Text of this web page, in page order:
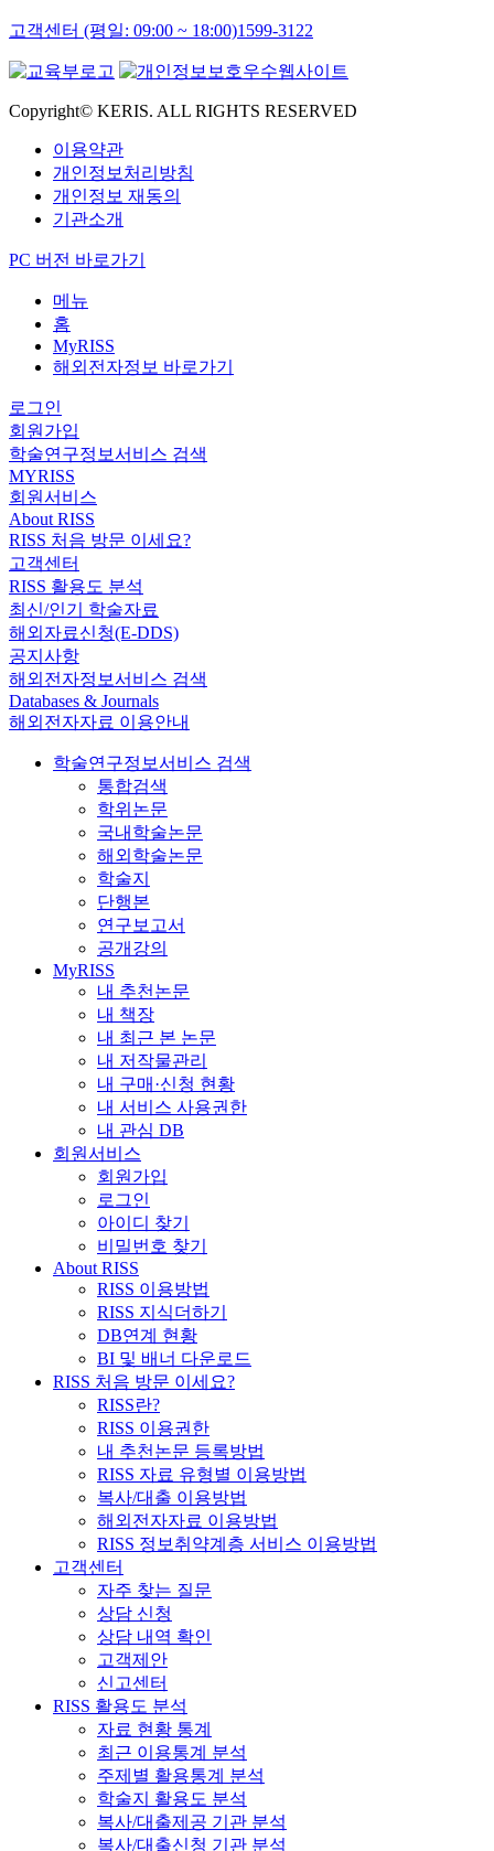
고객센터 (평일: 09:00 ~ 18:00)1599-3122
Copyright© KERIS. ALL RIGHTS RESERVED
이용약관
개인정보처리방침
개인정보 재동의
기관소개
PC 버전 바로가기
메뉴
홈
MyRISS
해외전자정보 바로가기
로그인
회원가입
학술연구정보서비스 검색
MYRISS
회원서비스
About RISS
RISS 처음 방문 이세요?
고객센터
RISS 활용도 분석
최신/인기 학술자료
해외자료신청(E-DDS)
공지사항
해외전자정보서비스 검색
Databases & Journals
해외전자자료 이용안내
학술연구정보서비스 검색
통합검색
학위논문
국내학술논문
해외학술논문
학술지
단행본
연구보고서
공개강의
MyRISS
내 추천논문
내 책장
내 최근 본 논문
내 저작물관리
내 구매·신청 현황
내 서비스 사용권한
내 관심 DB
회원서비스
회원가입
로그인
아이디 찾기
비밀번호 찾기
About RISS
RISS 이용방법
RISS 지식더하기
DB연계 현황
BI 및 배너 다운로드
RISS 처음 방문 이세요?
RISS란?
RISS 이용권한
내 추천논문 등록방법
RISS 자료 유형별 이용방법
복사/대출 이용방법
해외전자자료 이용방법
RISS 정보취약계층 서비스 이용방법
고객센터
자주 찾는 질문
상담 신청
상담 내역 확인
고객제안
신고센터
RISS 활용도 분석
자료 현황 통계
최근 이용통계 분석
주제별 활용통계 분석
학술지 활용도 분석
복사/대출제공 기관 분석
복사/대출신청 기관 분석